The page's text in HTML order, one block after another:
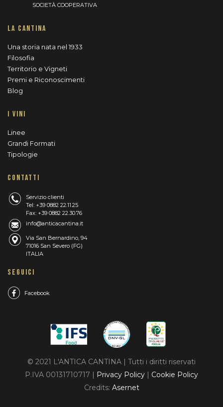
SOCIETÀ COOPERATIVA
LA CANTINA
Una storia nata nel 1933
Filosofia
Territorio e Vigneti
Premi e Riconoscimenti
Blog
I VINI
Linee
Grandi Formati
Tipologie
CONTATTI
Servizio clienti
Tel: +39 0882 22.11.25
Fax: +39 0882 22.30.76
info@anticacantina.it
Via San Bernardino, 94
71016 San Severo (FG)
ITALIA
SEGUICI
Facebook
© 2021 L'ANTICA CANTINA | Tutti i diritti riservati
P.IVA 00131710717 | Privacy Policy | Cookie Policy
Credits: Asernet